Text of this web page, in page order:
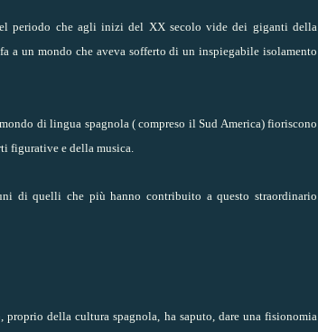
periodo che agli inizi del XX secolo vide dei giganti della
a un mondo che aveva sofferto di un inspiegabile isolamento
di lingua spagnola ( compreso il Sud America) fioriscono
figurative e della musica.
di quelli che più hanno contribuito a questo straordinario
della cultura spagnola, ha saputo, dare una fisionomia